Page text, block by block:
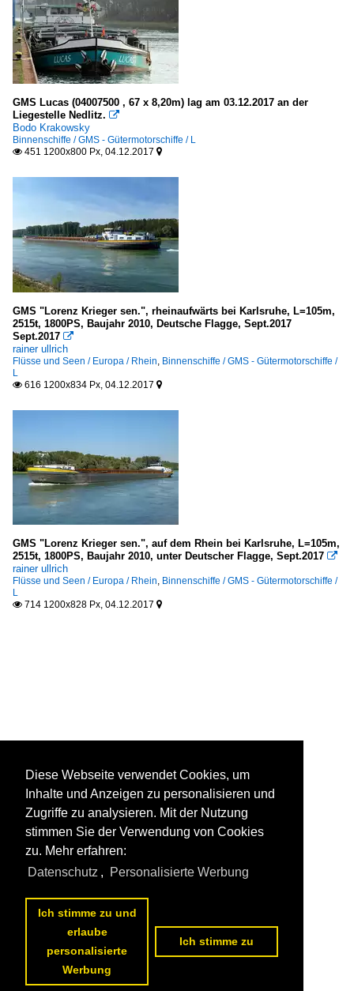
GMS Lucas (04007500 , 67 x 8,20m) lag am 03.12.2017 an der
Liegestelle Nedlitz. 
Bodo Krakowsky
Binnenschiffe / GMS - Gütermotorschiffe / L
 451 1200x800 Px, 04.12.2017 
GMS "Lorenz Krieger sen.", rheinaufwärts bei Karlsruhe, L=105m,
2515t, 1800PS, Baujahr 2010, Deutsche Flagge, Sept.2017
Sept.2017 
rainer ullrich
Flüsse und Seen / Europa / Rhein, Binnenschiffe / GMS - Gütermotorschiffe /
L
 616 1200x834 Px, 04.12.2017 
GMS "Lorenz Krieger sen.", auf dem Rhein bei Karlsruhe, L=105m,
2515t, 1800PS, Baujahr 2010, unter Deutscher Flagge, Sept.2017 
rainer ullrich
Flüsse und Seen / Europa / Rhein, Binnenschiffe / GMS - Gütermotorschiffe /
L
 714 1200x828 Px, 04.12.2017 
Diese Webseite verwendet Cookies, um
Inhalte und Anzeigen zu personalisieren und
Zugriffe zu analysieren. Mit der Nutzung
stimmen Sie der Verwendung von Cookies
zu. Mehr erfahren:
Datenschutz , Personalisierte Werbung
Ich stimme zu und
erlaube
personalisierte
Werbung
Ich stimme zu